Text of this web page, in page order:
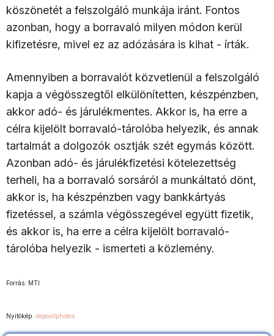
köszönetét a felszolgáló munkája iránt. Fontos
azonban, hogy a borravaló milyen módon kerül
kifizetésre, mivel ez az adózására is kihat - írták.
Amennyiben a borravalót közvetlenül a felszolgáló
kapja a végösszegtől elkülönítetten, készpénzben,
akkor adó- és járulékmentes. Akkor is, ha erre a
célra kijelölt borravaló-tárolóba helyezik, és annak
tartalmát a dolgozók osztják szét egymás között.
Azonban adó- és járulékfizetési kötelezettség
terheli, ha a borravaló sorsáról a munkáltató dönt,
akkor is, ha készpénzben vagy bankkártyás
fizetéssel, a számla végösszegével együtt fizetik,
és akkor is, ha erre a célra kijelölt borravaló-
tárolóba helyezik - ismerteti a közlemény.
Forrás: MTI
Nyitókép: depositphotos